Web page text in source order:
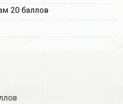
20 баллов